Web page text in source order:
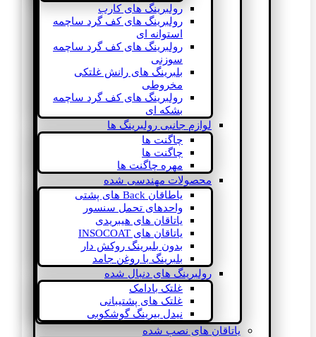
رولبرینگ های کارب
رولبرینگ های کف گرد ساچمه
استوانه ای
رولبرینگ های کف گرد ساچمه
سوزنی
بلبرینگ های رانش غلتکی
مخروطی
رولبرینگ های کف گرد ساچمه
بشکه ای
لوازم جانبی رولبرینگ ها
چاگنت ها
چاگنت ها
مهره چاگنت ها
محصولات مهندسی شده
یاطاقان Back های پشتی
واحدهای تحمل سنسور
یاتاقان های هیبریدی
یاتاقان های INSOCOAT
بدون بلبرینگ روکش دار
بلبرینگ با روغن جامد
رولبرینگ های دنبال شده
غلتک بادامک
غلتک های پشتیبانی
نیدل بیرینگ گوشکوبی
یاتاقان های نصب شده